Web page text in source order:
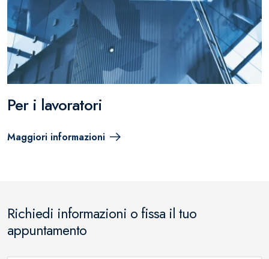
Per i lavoratori
Maggiori informazioni
Richiedi informazioni o fissa il tuo
appuntamento